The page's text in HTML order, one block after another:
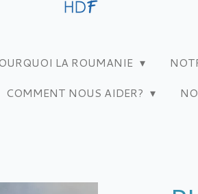
LA ROUMANIE
COMMENT NOUS AIDER?